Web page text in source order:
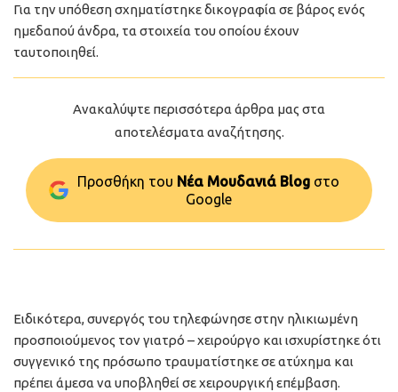
Για την υπόθεση σχηματίστηκε δικογραφία σε βάρος ενός
ημεδαπού άνδρα, τα στοιχεία του οποίου έχουν
ταυτοποιηθεί.
Ανακαλύψτε περισσότερα άρθρα μας στα
αποτελέσματα αναζήτησης.
Προσθήκη του Νέα Μουδανιά Blog στo
Google
Ειδικότερα, συνεργός του τηλεφώνησε στην ηλικιωμένη
προσποιούμενος τον γιατρό – χειρούργο και ισχυρίστηκε ότι
συγγενικό της πρόσωπο τραυματίστηκε σε ατύχημα και
πρέπει άμεσα να υποβληθεί σε χειρουργική επέμβαση.